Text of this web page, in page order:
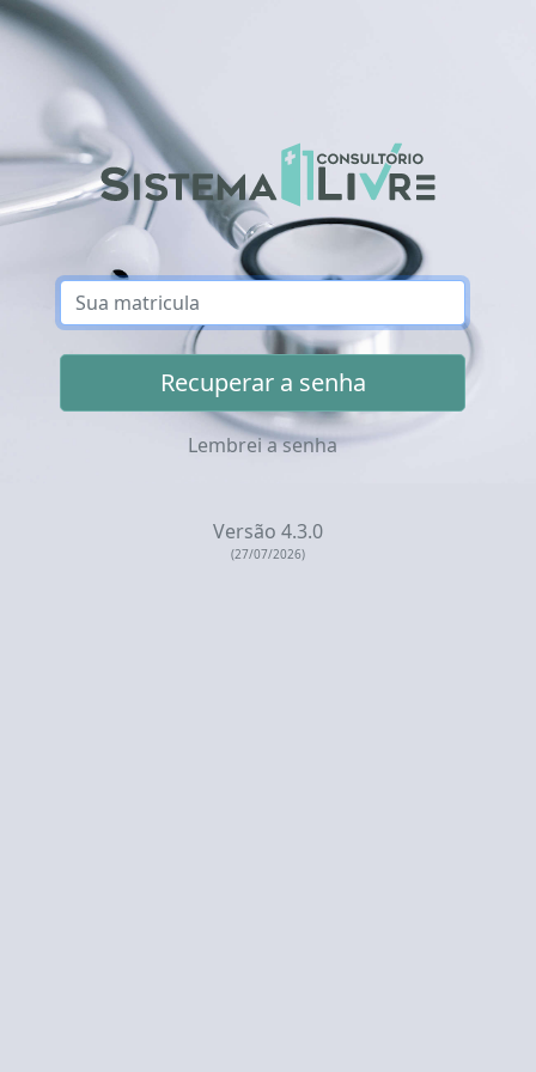
Recuperar a senha
Lembrei a senha
Versão 4.3.0
(27/07/2026)